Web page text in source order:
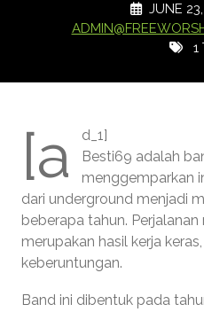
JUNE
1
[a
d_1]
Besti69 adalah
menggemparkan
dari underground menjadi
beberapa tahun.
merupakan hasil kerja
keberuntungan.
Band ini dibentuk pada